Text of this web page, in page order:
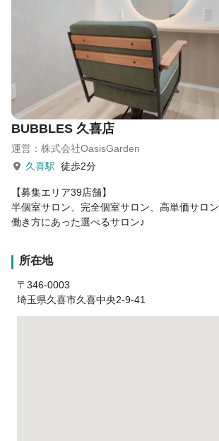
入客数：250名／客単価：7,000円
売上：180万円 → 月収80万円
◆ 仕事とプライベートを両立！
入客数：70名／客単価：7,000円
売上：50万円 → 月収23万円
※週4日勤務 × 実働6時間
BUBBLES 久喜店
運営：株式会社OasisGarden
久喜駅 徒歩2分
【募集エリア39店舗】
半個室サロン、完全個室サロン、高単価サロン
働き方にあった選べるサロン♪
所在地
〒346-0003
埼玉県久喜市久喜中央2-9-41